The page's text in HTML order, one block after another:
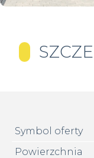
Symbol oferty
Powierzchnia